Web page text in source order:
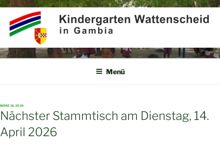
Zum
Inhalt
springen
KINDERGARTEN
WATTENSCHEID IN GAMBIA
Partner für Afrika e.V.
Menü
VERÖFFENTLICHT
MÄRZ 16, 2026
Nächster Stammtisch am Dienstag, 14.
April 2026